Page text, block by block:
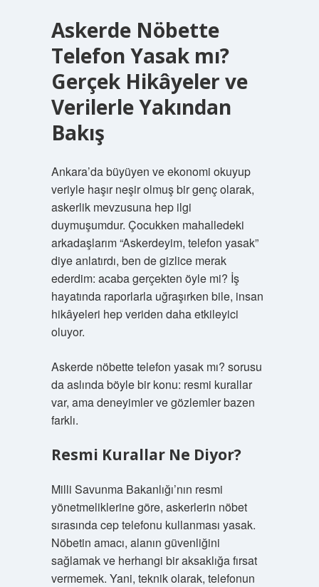
Askerde Nöbette
Telefon Yasak mı?
Gerçek Hikâyeler ve
Verilerle Yakından
Bakış
Ankara’da büyüyen ve ekonomi okuyup
veriyle haşır neşir olmuş bir genç olarak,
askerlik mevzusuna hep ilgi
duymuşumdur. Çocukken mahalledeki
arkadaşlarım “Askerdeyim, telefon yasak”
diye anlatırdı, ben de gizlice merak
ederdim: acaba gerçekten öyle mi? İş
hayatında raporlarla uğraşırken bile, insan
hikâyeleri hep veriden daha etkileyici
oluyor.
Askerde nöbette telefon yasak mı? sorusu
da aslında böyle bir konu: resmi kurallar
var, ama deneyimler ve gözlemler bazen
farklı.
Resmi Kurallar Ne Diyor?
Milli Savunma Bakanlığı’nın resmi
yönetmeliklerine göre, askerlerin nöbet
sırasında cep telefonu kullanması yasak.
Nöbetin amacı, alanın güvenliğini
sağlamak ve herhangi bir aksaklığa fırsat
vermemek. Yani, teknik olarak, telefonun